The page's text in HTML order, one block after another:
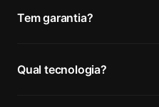
Tem garantia?
Qual tecnologia?